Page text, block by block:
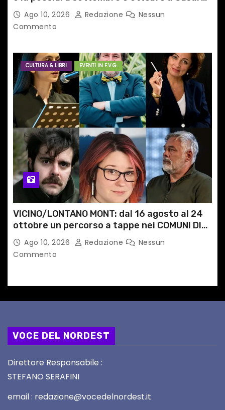
(Pn) l’originale percorso per docenti delle
scuole medie e superiori
Ago 10, 2026 Redazione
Nessun
Commento
CULTURA & LIBRI EVENTI IN F.V.G.
VICINO/LONTANO MONT: dal 16 agosto al 24
ottobre un percorso a tappe nei COMUNI DI
MONTAGNA DEL FVG
Ago 10, 2026 Redazione
Nessun
Commento
VOCE DEL NORDEST
Direttore Responsabile :
STEFANO SERAFINI
email : redazione@vocedelnordest.it